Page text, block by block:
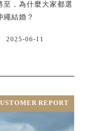
至，為什麼大家都選
繩結婚？
2025-06-11
REPORT